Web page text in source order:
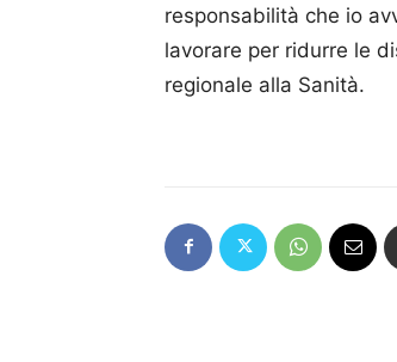
responsabilità che io
lavorare per ridurre le
regionale alla Sanità.